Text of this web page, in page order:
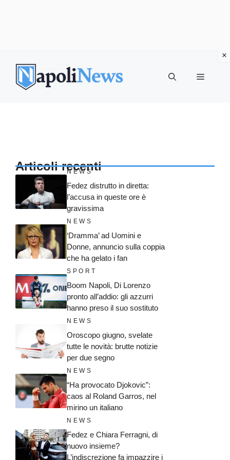
contenuto
MENU
Articoli recenti
NEWS
Fedez distrutto in diretta:
l’accusa in queste ore è
gravissima
NEWS
‘Dramma’ ad Uomini e
Donne, annuncio sulla coppia
che ha gelato i fan
SPORT
Boom Napoli, Di Lorenzo
pronto all’addio: gli azzurri
hanno preso il suo sostituto
NEWS
Oroscopo giugno, svelate
tutte le novità: brutte notizie
per due segno
NEWS
“Ha provocato Djokovic”:
caos al Roland Garros, nel
mirino un italiano
NEWS
Fedez e Chiara Ferragni, di
nuovo insieme?
L’indiscrezione fa impazzire i